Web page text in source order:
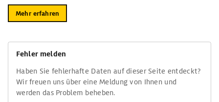
Mehr erfahren
Fehler melden
Haben Sie fehlerhafte Daten auf dieser Seite entdeckt?
Wir freuen uns über eine Meldung von Ihnen und
werden das Problem beheben.